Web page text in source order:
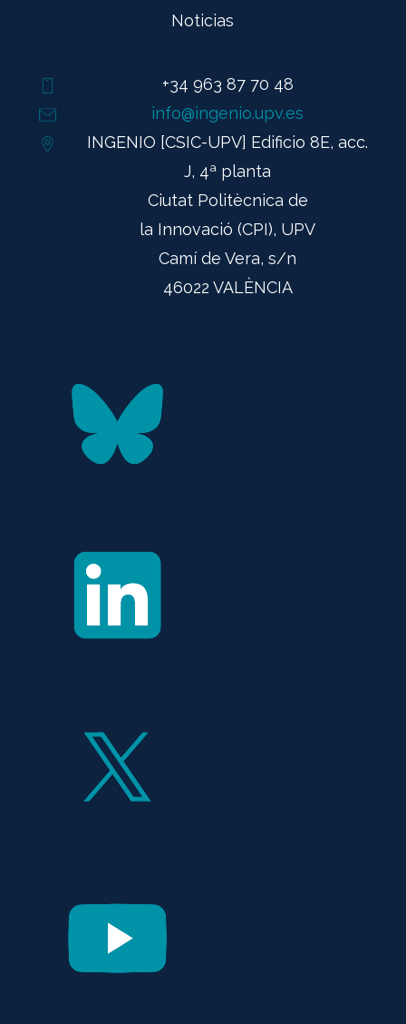
Noticias
+34 963 87 70 48
info@ingenio.upv.es
INGENIO [CSIC-UPV] Edificio 8E, acc.
J, 4ª planta
Ciutat Politècnica de
la Innovació (CPI), UPV
Camí de Vera, s/n
46022 VALÈNCIA